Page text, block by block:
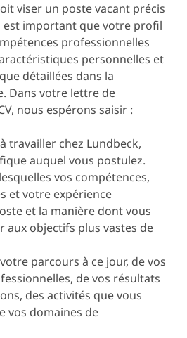
viser un poste vacant précis
est important que votre profil
professionnelles
personnelles et
détaillées dans la
Dans votre lettre de
nous espérons saisir :
travailler chez Lundbeck,
auquel vous postulez.
vos compétences,
et votre expérience
et la manière dont vous
aux objectifs plus vastes de
parcours à ce jour, de vos
de vos résultats
des activités que vous
vos domaines de